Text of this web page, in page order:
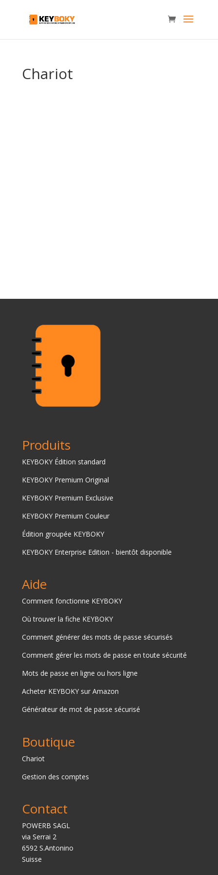
Chariot
Produits
KEYBOKY Édition standard
KEYBOKY Premium Original
KEYBOKY Premium Exclusive
KEYBOKY Premium Couleur
Édition groupée KEYBOKY
KEYBOKY Enterprise Edition - bientôt disponible
Aide
Comment fonctionne KEYBOKY
Où trouver la fiche KEYBOKY
Comment générer des mots de passe sécurisés
Comment gérer les mots de passe en toute sécurité
Mots de passe en ligne ou hors ligne
Acheter KEYBOKY sur Amazon
Générateur de mot de passe sécurisé
Boutique
Chariot
Gestion des comptes
Contact
POWERB SAGL
via Serrai 2
6592 S.Antonino
Suisse